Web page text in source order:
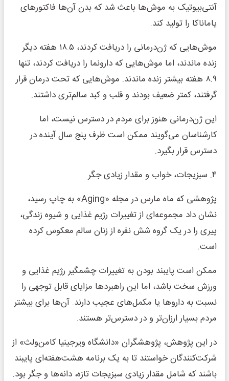
آنتی‌بیوتیک به موش‌ها باعث شد که بدن آن‌ها فاکتورهای
یاماناکا را تولید کند.
موش‌هایی که ژن‌درمانی را دریافت کردند، ۱۸.۵ هفته دیگر
زنده ماندند، اما موش‌هایی که دارونما را دریافت کردند، تنها
۸.۹ هفته بیشتر زنده ماندند. موش‌هایی که تحت درمان قرار
گرفتند، کمتر ضعیف بودند و قلب و کبد سالم‌تری داشتند.
این ژن‌درمانی هنوز برای مردم در دسترس نیست، اما
کارشناسان می‌گویند ممکن است ظرف پنج سال آینده در
دسترس قرار بگیرد.
۴. سبزیجات، خواب و مقدار زیادی جگر
پژوهشی که ماه مارس در مجله «Aging» به چاپ رسید،
نشان داد مجموعه‌ای از تغییرات رژیم غذایی و شیوه زندگی،
پیری را در یک گروه شش نفره از زنان سالم معکوس کرده
است.
ممکن است پایبند بودن به تغییرات چشمگیر رژیم غذایی و
ورزش سخت باشد، اما این راهبردها مزایای قابل توجهی را
نسبت به داروها یا مکمل‌های عجیب دارند. آن‌ها برای بیشتر
مردم بسیار ارزان‌تر و در دسترس‌تر هستند.
در این پژوهش، پژوهشگران «دانشگاه ویرجینیا کامن‌ولث» از
شرکت‌کنندگان خواستند تا به یک برنامه هشت‌هفته‌ای پایبند
باشند که شامل مقدار زیادی سبزیجات تازه، دانه‌ها و جگر بود.